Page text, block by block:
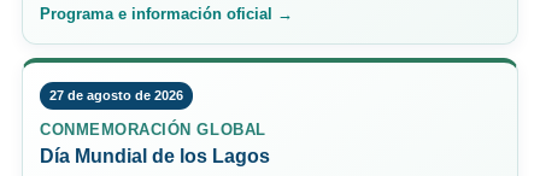
Programa e información oficial →
27 de agosto de 2026
CONMEMORACIÓN GLOBAL
Día Mundial de los Lagos